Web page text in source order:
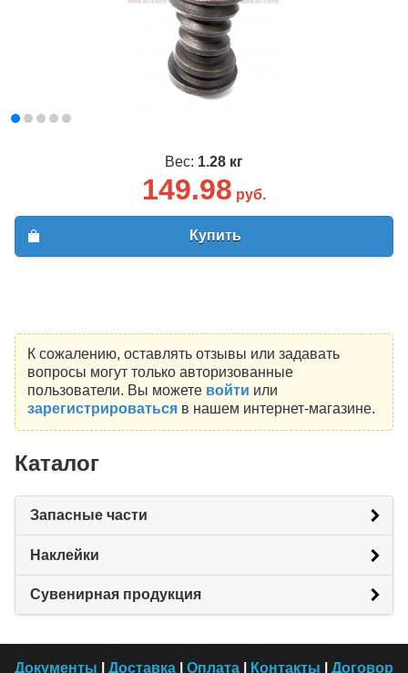
Вес: 1.28 кг
149.98 руб.
Купить
К сожалению, оставлять отзывы или задавать
вопросы могут только авторизованные
пользователи. Вы можете войти или
зарегистрироватьсяв нашем интернет-магазине.
Каталог
Запасные части
Наклейки
Сувенирная продукция
Документы Доставка Оплата Контакты
Договор